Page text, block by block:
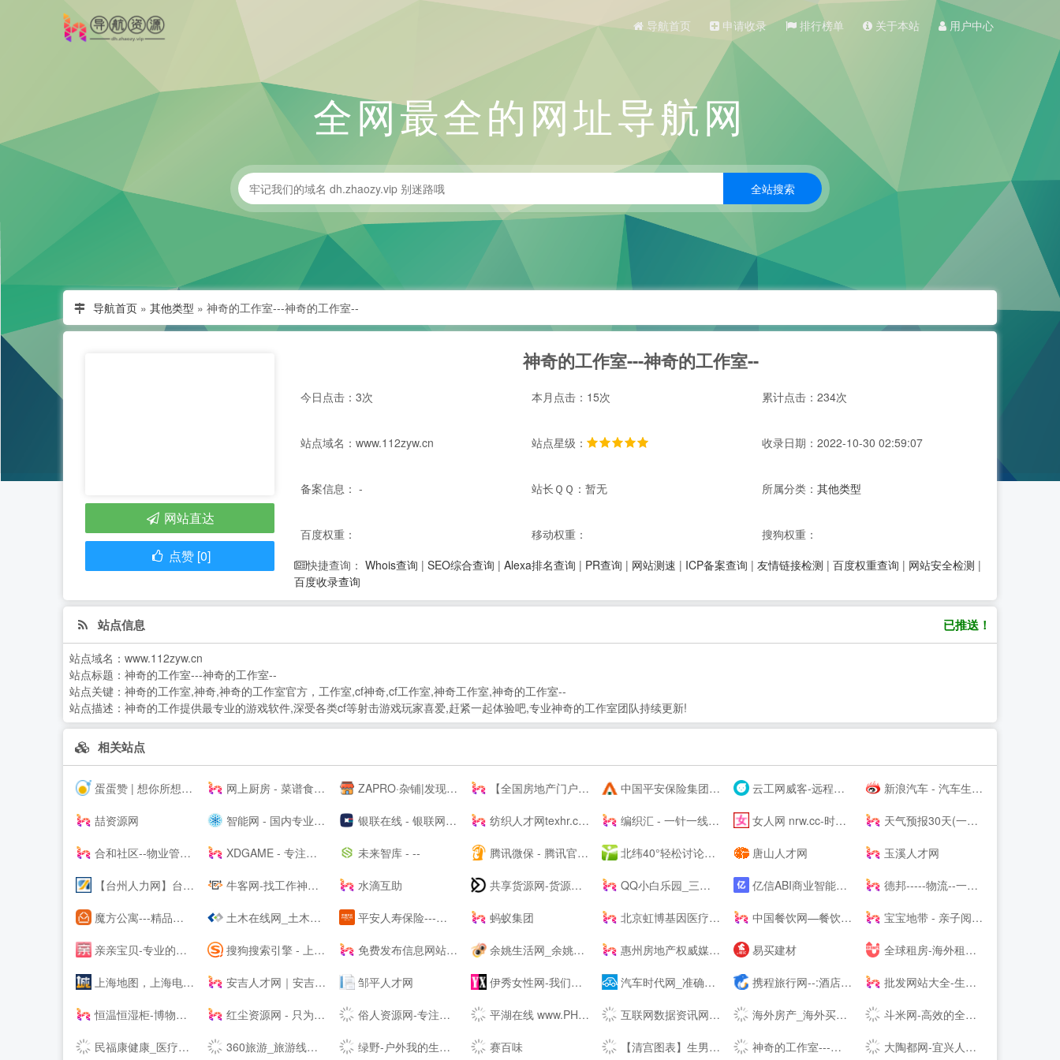
导航首页 申请收录 排行榜单 关于本站 用户中心
全网最全的网址导航网
导航首页 » 其他类型 » 神奇的工作室---神奇的工作室--
神奇的工作室---神奇的工作室--
今日点击：3次 本月点击：15次 累计点击：234次
站点域名：www.112zyw.cn 站点星级： 收录日期：2022-10-30 02:59:07
备案信息： - 站长ＱＱ：暂无 所属分类：其他类型
百度权重： 移动权重： 搜狗权重：
快捷查询： Whois查询 | SEO综合查询 | Alexa排名查询 | PR查询 | 网站测速 | ICP备案查询 | 友情链接检测 | 百度权重查询 | 网站安全检测 |
百度收录查询
网站直达
点赞 [0]
站点信息 已推送！
站点域名： www.112zyw.cn
站点标题： 神奇的工作室---神奇的工作室--
站点关键： 神奇的工作室,神奇,神奇的工作室官方，工作室,cf神奇,cf工作室,神奇工作室,神奇的工作室--
站点描述： 神奇的工作提供最专业的游戏软件,深受各类cf等射击游戏玩家喜爱,赶紧一起体验吧,专业神奇的工作室团队持续更新!
相关站点
蛋蛋赞 | 想你所想,看你所看! 网上厨房 - 菜谱食谱大全 - 学做家常菜的美食网 ZAPRO·杂铺|发现美好，分享快乐！ 【全国房地产门户|房地产网】-实播看房抢优惠-全国房天下 中国平安保险集团提供专业的保险、银行、投资、贷款、理财服务 云工网威客-远程工作、按需雇佣，灵活用工人才共享平台 新浪汽车 - 汽车生活源动力！
喆资源网 智能网 - 国内专业的人工智能科技门户 银联在线 - 银联网上手机充值缴费,网上信用卡还款 安全,快捷,高效! 纺织人才网texhr.cn-纺织---纺织人才--站 编织汇 - 一针一线织出无限可能！ 女人网 nrw.cc-时尚女性-- 天气预报30天(一个月)天气查询，天气预报未来15、20、30天 - 30天天气
合和社区--物业管理服务综合信息论坛 XDGAME - 专注单机游戏试玩及正版推荐！ 未来智库 - -- 腾讯微保 - 腾讯官方保险代理平台 北纬40°轻松讨论，严肃思考。 唐山人才网 玉溪人才网
【台州人力网】台州人才网，台州--，台州最新人才招聘信息！ 牛客网-找工作神器|笔试题库|面试经验|实习招聘内推，求职就业一站解决_牛客网 水滴互助 共享货源网-货源总舵，淘宝店货源，工厂货源，奢侈品货源网 QQ小白乐园_三岁资源网_技术导航_全网精品资源分享平台 亿信ABI商业智能软件-一站式数据分析BI软件工具 德邦-----物流--一站式服务
魔方公寓---精品单身青年白领公寓出租|酒店式爱情公寓租房 土木在线网_土木工程师专业技术交流资料下载 平安人寿保险---人寿保险,重疾保险,意外保险,医疗保险,少儿保险,理财储蓄 蚂蚁集团 北京虹博基因医疗科技股份有限公司 | 虹博基因 中国餐饮网—餐饮食品批发采购供应链服务平台 宝宝地带 - 亲子阅读育儿交流网站社区
亲亲宝贝-专业的育儿网站_亲亲宝贝网 搜狗搜索引擎 - 上网从搜狗开始 免费发布信息网站大全_信息发布网站大全_B2B网站大全 - 壹佰导航网 余姚生活网_余姚论坛_余姚市综合-- 惠州房地产权威媒体-惠民之家房产网 易买建材 全球租房-海外租房-留学租房-留学生公寓-U--s异乡好居
上海地图，上海电子地图，上海街景地图，实景地图 - 城市吧街景地图2021 安吉人才网｜安吉人才市场｜安吉--｜安吉人力资源网 邹平人才网 伊秀女性网-我们致力于专业的女性时尚-- 汽车时代网_准确汽车报价,助您正确选车、买车、用车 携程旅行网--:酒店预订,机票预订查询,旅游度假,商旅管理 批发网站大全-生意人都在用的批发123456789
恒温恒湿柜-博物馆展柜-展柜恒湿机-除湿加湿一体机-投影机恒温箱 红尘资源网 - 只为资源分享而生,专注用户切身体验! - 俗人资源网-专注网站源码、网站模板、插件，技术教程、实用工具、绿色软件、活动线报！ 平湖在线 www.PH66.com | 生活_消费_信息专业媒体 | 平湖在线 平湖通 互联网数据资讯网-199IT | 发现数据的价值-199IT | 中文互联网数据研究资讯中心-199IT 海外房产_海外买房置业_海外房产投资 - 外国买房网 | Waigf.com 斗米网-高效的全职、兼职招聘服务平台
民福康健康_医疗健康科普与在线健康内容服务平台 360旅游_旅游线路推荐_旅游景点大全 绿野-户外我的生活-绿野活动 赛百味 【清宫图表】生男生女清宫图表|2022生男生女预测表-生育帮 - 生男生女帮 神奇的工作室---神奇的工作室-- 大陶都网-宜兴人的--